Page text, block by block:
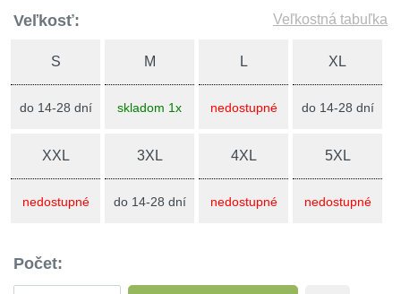
Veľkosť: Veľkostná tabuľka
S
do 14-28 dní
M
skladom 1x
L
nedostupné
XL
do 14-28 dní
XXL
nedostupné
3XL
do 14-28 dní
4XL
nedostupné
5XL
nedostupné
Počet: